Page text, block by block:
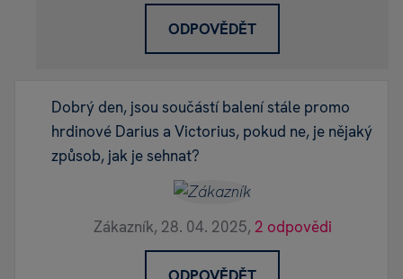
ODPOVĚDĚT
Dobrý den, jsou součástí balení stále promo
hrdinové Darius a Victorius, pokud ne, je nějaký
způsob, jak je sehnat?
Zákazník, 28. 04. 2025, 2 odpovědi